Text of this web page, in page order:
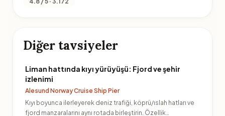
Diğer tavsiyeler
Liman hattında kıyı yürüyüşü: Fjord ve şehir
izlenimi
Alesund Norway Cruise Ship Pier
Kıyı boyunca ilerleyerek deniz trafiği, köprü/ıslah hatları ve
fjord manzaralarını aynı rotada birleştirin. Özellik…